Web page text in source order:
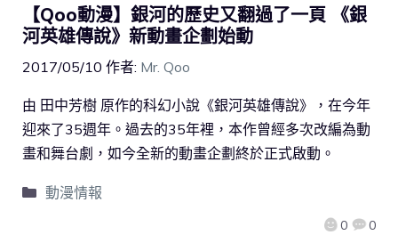
【Qoo動漫】銀河的歷史又翻過了一頁 《銀
河英雄傳說》新動畫企劃始動
2017/05/10 作者: Mr. Qoo
0 0
由 田中芳樹 原作的科幻小說《銀河英雄傳說》，在今年
迎來了35週年。過去的35年裡，本作曾經多次改編為動
畫和舞台劇，如今全新的動畫企劃終於正式啟動。
動漫情報